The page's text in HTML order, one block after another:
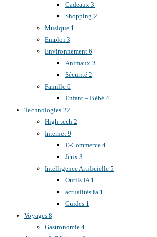
Cadeaux 3
Shopping 2
Musique 1
Emploi 3
Environnement 6
Animaux 3
Sécurité 2
Famille 6
Enfant – Bébé 4
Technologies 22
High-tech 2
Internet 9
E-Commerce 4
Jeux 3
Intelligence Artificielle 5
Outils IA1
actualités ia 1
Guides 1
Voyages 8
Gastronomie 4